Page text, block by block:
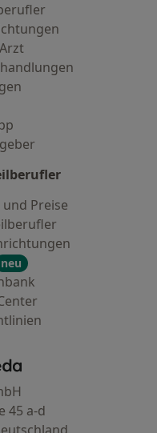
Preise
neu
- Startseite
45 a-d